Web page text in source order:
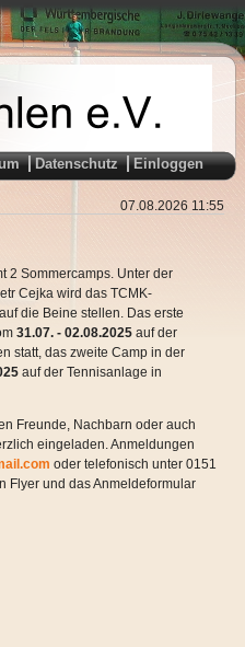
Datenschutz Einloggen
07.08.2026 11:55
2 Sommercamps. Unter der
Cejka wird das TCMK-
die Beine stellen. Das erste
31.07. - 02.08.2025 auf der
statt, das zweite Camp in der
auf der Tennisanlage in
Freunde, Nachbarn oder auch
eingeladen. Anmeldungen
oder telefonisch unter 0151
Flyer und das Anmeldeformular